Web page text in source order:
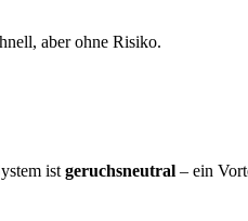
aber ohne Risiko.
ist geruchsneutral – ein